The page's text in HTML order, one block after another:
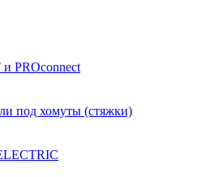
PROconnect
под хомуты (стяжки)